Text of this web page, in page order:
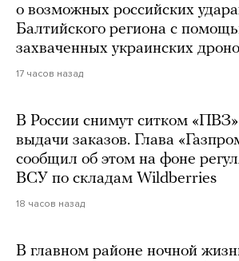
о возможных российских
Балтийского региона с
захваченных украинских
17 часов назад
В России снимут ситком «ПВЗ»
выдачи заказов. Глава
сообщил об этом на фоне
ВСУ по складам Wildberries
18 часов назад
В главном районе ночной